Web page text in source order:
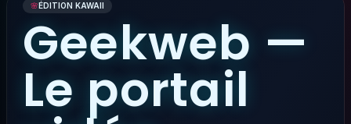
🌸ÉDITION KAWAII
Geekweb —
Le portail